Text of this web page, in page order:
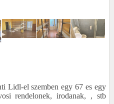
Lidl-el szemben egy 67 es egy
rendelonek, irodanak, , stb